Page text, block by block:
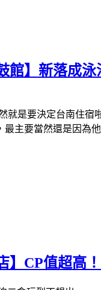
館】新落成
就是要決定台南住宿
主要當然還是因為
CP值超高